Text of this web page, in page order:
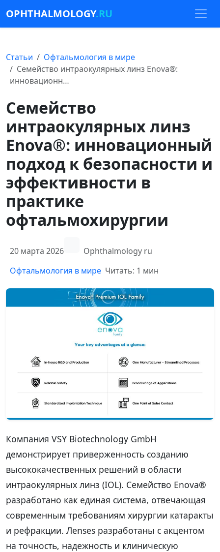
OPHTHALMOLOGY.RU
Статьи
Офтальмология в мире
Семейство интраокулярных линз Enova®:
инновационн…
Семейство
интраокулярных линз
Enova®: инновационный
подход к безопасности и
эффективности в
практике
офтальмохирургии
20 марта 2026
Ophthalmology ru
Офтальмология в мире Читать: 1 мин
Компания VSY Biotechnology GmbH
демонстрирует приверженность созданию
высококачественных решений в области
интраокулярных линз (IOL). Семейство Enova®
разработано как единая система, отвечающая
современным требованиям хирургии катаракты
и рефракции. Лenses разработаны с акцентом
на точность, надежность и клиническую